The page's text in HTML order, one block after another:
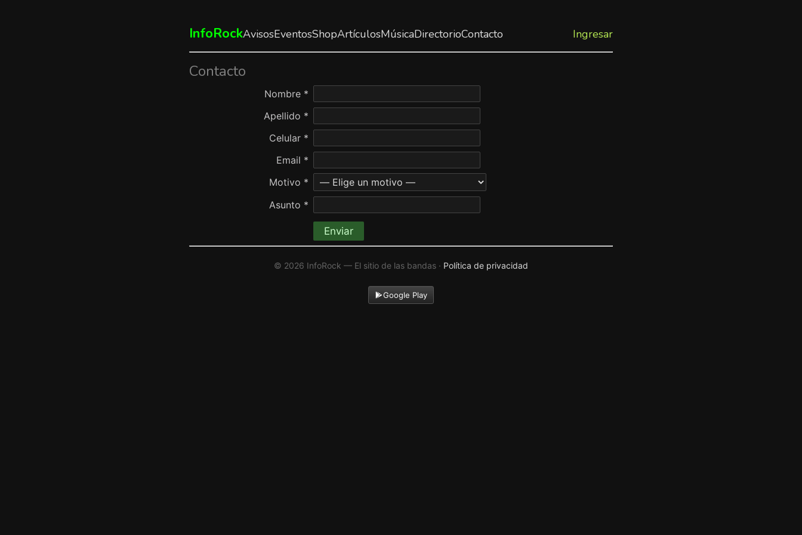
InfoRockAvisosEventosShopArtículosMúsicaDirectorioContacto Ingresar
Contacto
Nombre *
Apellido *
Celular *
Email *
Motivo *
Asunto *
Enviar
© 2026 InfoRock — El sitio de las bandas · Política de privacidad
Google Play